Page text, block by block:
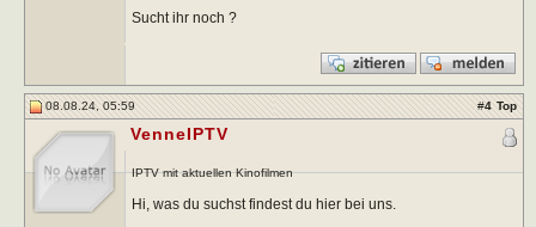
Sucht ihr noch ?
08.08.24, 05:59 #4 Top
VenneIPTV
IPTV mit aktuellen Kinofilmen
Hi, was du suchst findest du hier bei uns.